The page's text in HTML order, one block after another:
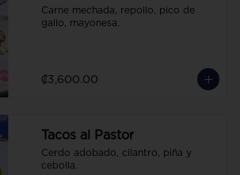
Carne mechada, repollo, pico de
gallo, mayonesa.
₡3,600.00
Tacos al Pastor
Cerdo adobado, cilantro, piña y
cebolla.